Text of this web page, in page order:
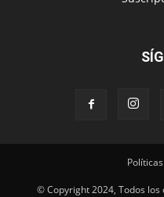
© Copyright 2024, Todos